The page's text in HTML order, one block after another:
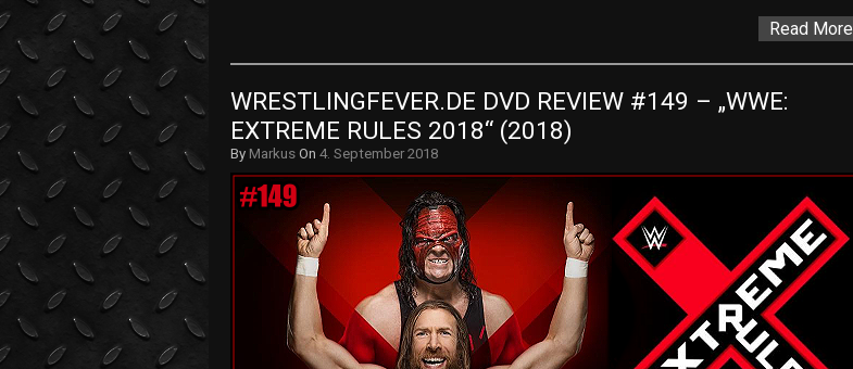
Read More
WRESTLINGFEVER.DE DVD REVIEW #149 – „WWE:
EXTREME RULES 2018“ (2018)
By Markus On 4. September 2018